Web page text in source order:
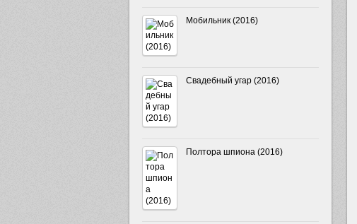
Мобильник (2016)
Свадебный угар (2016)
Полтора шпиона (2016)